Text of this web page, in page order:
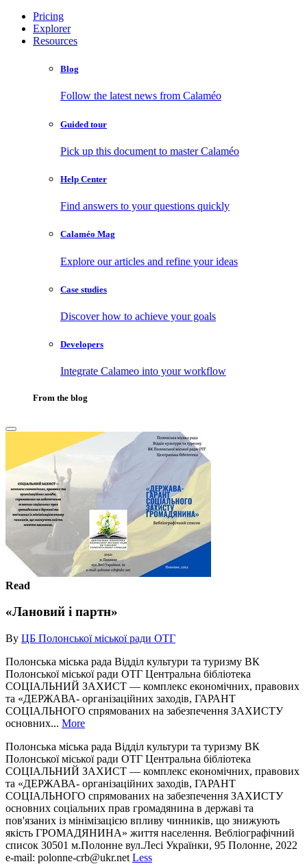
Pricing
Explorer
Resources
Blog
Follow the latest news from Calaméo
Guided tour
Pick up this document to master Calaméo
Help Center
Find answers to your questions quickly
Calaméo Mag
Explore our articles and refine your ideas
Case studies
Discover how to achieve your goals
Developers
Integrate Calameo into your workflow
From the blog
Read
«Лановий і партн»
By ЦБ Полонської міської ради ОТГ
Полонська міська рада Відділ культури та туризму ВК
Полонської міської ради ОТГ Центральна бібліотека
СОЦІАЛЬНИЙ ЗАХИСТ — комплекс економічних, правових
та «ДЕРЖАВА- організаційних заходів, ГАРАНТ
СОЦІАЛЬНОГО спрямованих на забезпечення ЗАХИСТУ
основних... More
Полонська міська рада Відділ культури та туризму ВК
Полонської міської ради ОТГ Центральна бібліотека
СОЦІАЛЬНИЙ ЗАХИСТ — комплекс економічних, правових
та «ДЕРЖАВА- організаційних заходів, ГАРАНТ
СОЦІАЛЬНОГО спрямованих на забезпечення ЗАХИСТУ
основних соціальних прав громадянина в державі та
пов'язаних із мінімізацією впливу чинників, що знижують
якість ГРОМАДЯНИНА» життя населення. Вебліографічний
список 30501 м.Полонне вул.Лесі Українки, 95 Полонне, 2022
e-mail: polonne-crb@ukr.net Less